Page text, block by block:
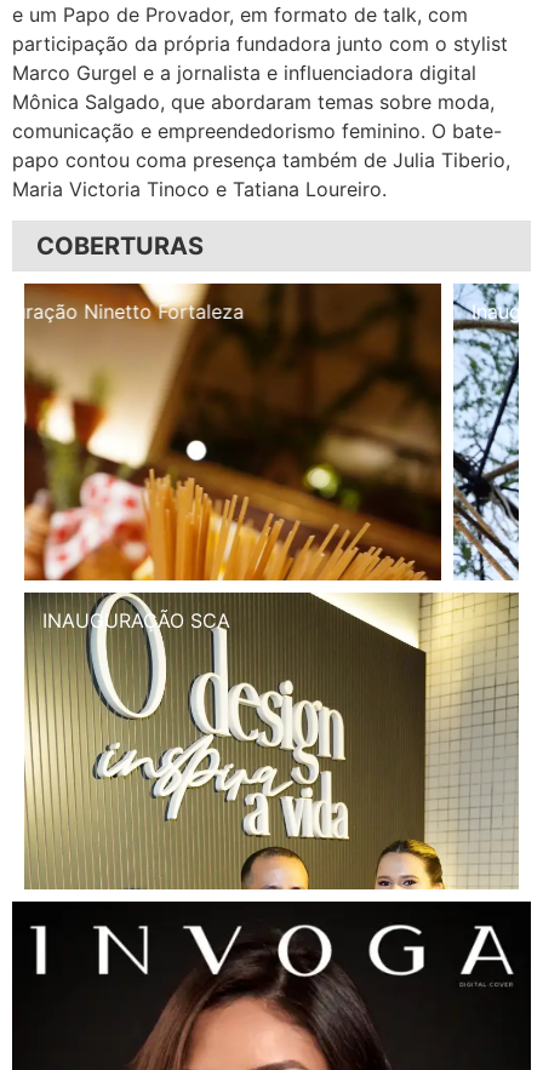
e um Papo de Provador, em formato de talk, com
participação da própria fundadora junto com o stylist
Marco Gurgel e a jornalista e influenciadora digital
Mônica Salgado, que abordaram temas sobre moda,
comunicação e empreendedorismo feminino. O bate-
papo contou coma presença também de Julia Tiberio,
Maria Victoria Tinoco e Tatiana Loureiro.
COBERTURAS
Inauguração Illa Café
INAUGURAÇÃO SCA